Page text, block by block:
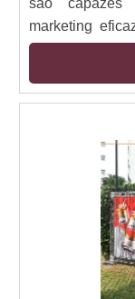
são capazes
marketing
que o
é possível
modo
lucro para
podem
possível citar